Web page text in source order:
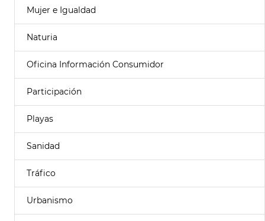
Mujer e Igualdad
Naturia
Oficina Información Consumidor
Participación
Playas
Sanidad
Tráfico
Urbanismo